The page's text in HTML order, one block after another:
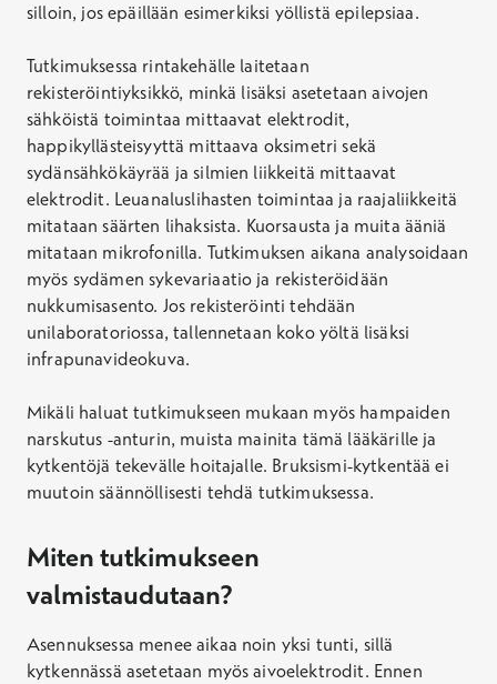
silloin, jos epäillään esimerkiksi yöllistä epilepsiaa.
Tutkimuksessa rintakehälle laitetaan
rekisteröintiyksikkö, minkä lisäksi asetetaan aivojen
sähköistä toimintaa mittaavat elektrodit,
happikyllästeisyyttä mittaava oksimetri sekä
sydänsähkökäyrää ja silmien liikkeitä mittaavat
elektrodit. Leuanaluslihasten toimintaa ja raajaliikkeitä
mitataan säärten lihaksista. Kuorsausta ja muita ääniä
mitataan mikrofonilla. Tutkimuksen aikana analysoidaan
myös sydämen sykevariaatio ja rekisteröidään
nukkumisasento. Jos rekisteröinti tehdään
unilaboratoriossa, tallennetaan koko yöltä lisäksi
infrapunavideokuva.
Mikäli haluat tutkimukseen mukaan myös hampaiden
narskutus -anturin, muista mainita tämä lääkärille ja
kytkentöjä tekevälle hoitajalle. Bruksismi-kytkentää ei
muutoin säännöllisesti tehdä tutkimuksessa.
Miten tutkimukseen
valmistaudutaan?
Asennuksessa menee aikaa noin yksi tunti, sillä
kytkennässä asetetaan myös aivoelektrodit. Ennen